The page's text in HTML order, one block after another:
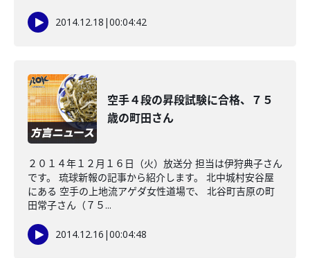
2014.12.18 |00:04:42
空手４段の昇段試験に合格、７５
歳の町田さん
２０１４年１２月１６日（火）放送分 担当は伊狩典子さん
です。 琉球新報の記事から紹介します。 北中城村安谷屋
にある 空手の上地流アゲダ女性道場で、 北谷町吉原の町
田常子さん（７５...
2014.12.16 |00:04:48